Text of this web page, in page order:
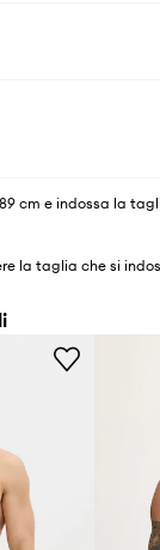
cm e indossa la
la taglia che si